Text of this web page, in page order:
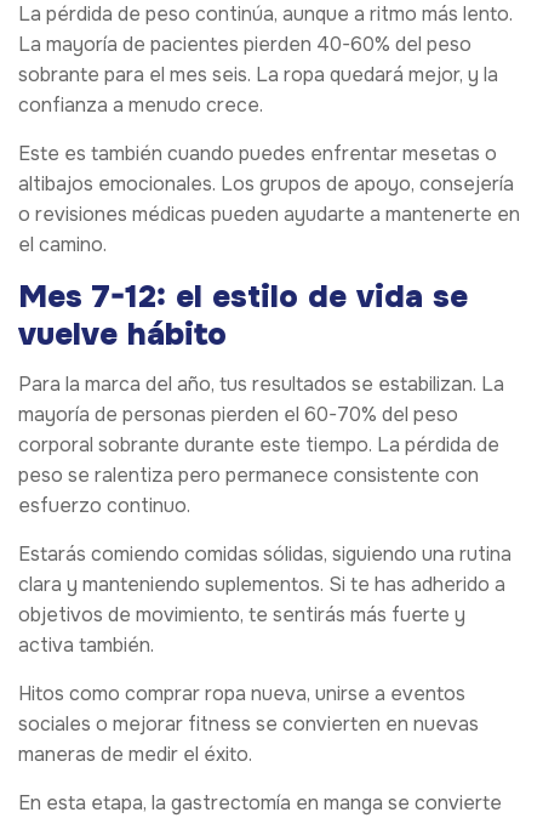
La pérdida de peso continúa, aunque a ritmo más lento.
La mayoría de pacientes pierden 40-60% del peso
sobrante para el mes seis. La ropa quedará mejor, y la
confianza a menudo crece.
Este es también cuando puedes enfrentar mesetas o
altibajos emocionales. Los grupos de apoyo, consejería
o revisiones médicas pueden ayudarte a mantenerte en
el camino.
Mes 7-12: el estilo de vida se
vuelve hábito
Para la marca del año, tus resultados se estabilizan. La
mayoría de personas pierden el 60-70% del peso
corporal sobrante durante este tiempo. La pérdida de
peso se ralentiza pero permanece consistente con
esfuerzo continuo.
Estarás comiendo comidas sólidas, siguiendo una rutina
clara y manteniendo suplementos. Si te has adherido a
objetivos de movimiento, te sentirás más fuerte y
activa también.
Hitos como comprar ropa nueva, unirse a eventos
sociales o mejorar fitness se convierten en nuevas
maneras de medir el éxito.
En esta etapa, la gastrectomía en manga se convierte